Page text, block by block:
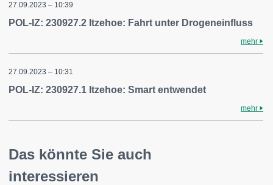
27.09.2023 – 10:39
POL-IZ: 230927.2 Itzehoe: Fahrt unter Drogeneinfluss
mehr
27.09.2023 – 10:31
POL-IZ: 230927.1 Itzehoe: Smart entwendet
mehr
Das könnte Sie auch
interessieren